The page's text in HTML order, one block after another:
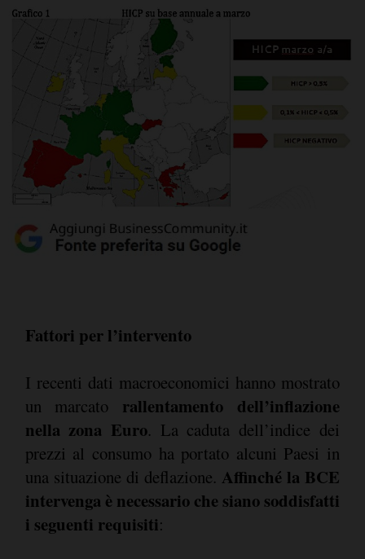
Fattori per l’intervento
I recenti dati macroeconomici hanno mostrato
un marcato rallentamento dell’inflazione
nella zona Euro. La caduta dell’indice dei
prezzi al consumo ha portato alcuni Paesi in
una situazione di deflazione. Affinché la BCE
intervenga è necessario che siano soddisfatti
i seguenti requisiti: